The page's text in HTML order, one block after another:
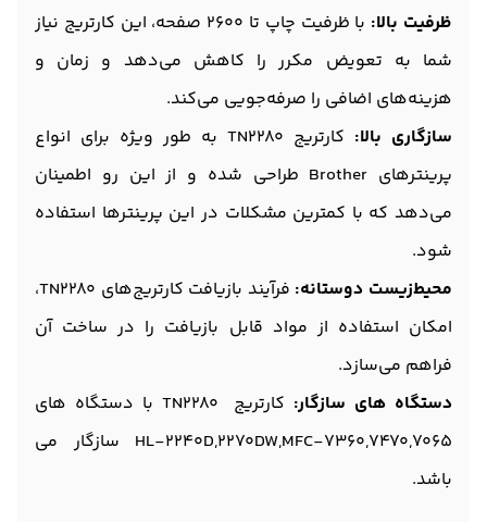
ظرفیت بالا:
با ظرفیت چاپ تا 2600 صفحه، این کارتریج نیاز
شما به تعویض مکرر را کاهش می‌دهد و زمان و
هزینه‌های اضافی را صرفه‌جویی می‌کند.
سازگاری بالا:
کارتریج TN2280 به طور ویژه برای انواع
پرینترهای Brother طراحی شده و از این رو اطمینان
می‌دهد که با کمترین مشکلات در این پرینترها استفاده
شود.
محیط‌زیست دوستانه:
فرآیند بازیافت کارتریج‌های TN2280،
امکان استفاده از مواد قابل بازیافت را در ساخت آن
فراهم می‌سازد.
دستگاه های سازگار:
کارتریج TN2280 با دستگاه های
HL-2240D,2270DW,MFC-7360,7470,7065 سازگار می
باشد.